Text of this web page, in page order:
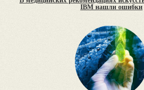
IBM нашли ошибки